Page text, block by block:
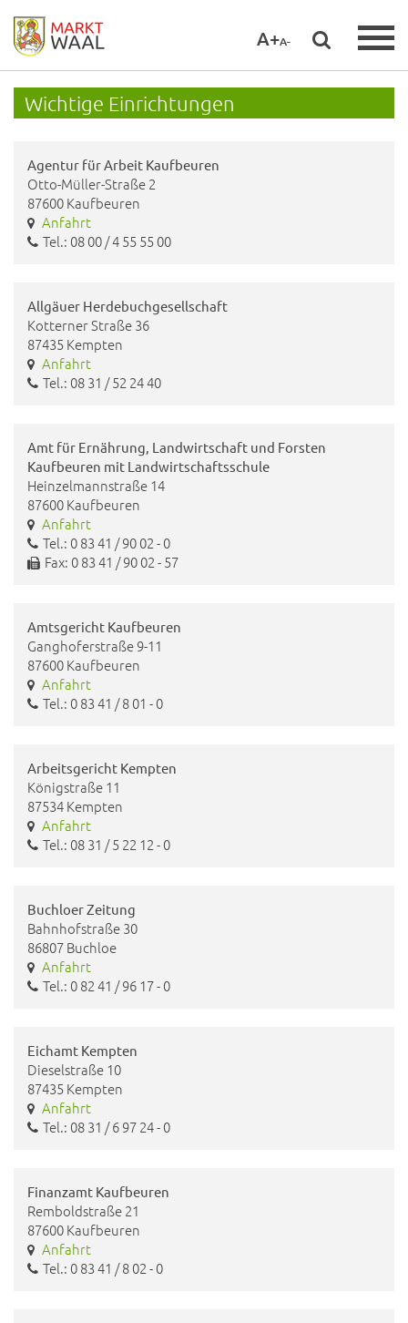
A+A-
Wichtige Einrichtungen
Agentur für Arbeit Kaufbeuren
Otto-Müller-Straße 2
87600 Kaufbeuren
Anfahrt
Tel.: 08 00 / 4 55 55 00
Allgäuer Herdebuchgesellschaft
Kotterner Straße 36
87435 Kempten
Anfahrt
Tel.: 08 31 / 52 24 40
Amt für Ernährung, Landwirtschaft und Forsten
Kaufbeuren mit Landwirtschaftsschule
Heinzelmannstraße 14
87600 Kaufbeuren
Anfahrt
Tel.: 0 83 41 / 90 02 - 0
Fax: 0 83 41 / 90 02 - 57
Amtsgericht Kaufbeuren
Ganghoferstraße 9-11
87600 Kaufbeuren
Anfahrt
Tel.: 0 83 41 / 8 01 - 0
Arbeitsgericht Kempten
Königstraße 11
87534 Kempten
Anfahrt
Tel.: 08 31 / 5 22 12 - 0
Buchloer Zeitung
Bahnhofstraße 30
86807 Buchloe
Anfahrt
Tel.: 0 82 41 / 96 17 - 0
Eichamt Kempten
Dieselstraße 10
87435 Kempten
Anfahrt
Tel.: 08 31 / 6 97 24 - 0
Finanzamt Kaufbeuren
Remboldstraße 21
87600 Kaufbeuren
Anfahrt
Tel.: 0 83 41 / 8 02 - 0